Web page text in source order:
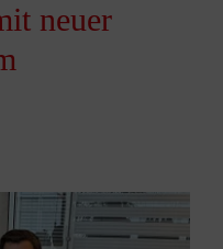
neuer